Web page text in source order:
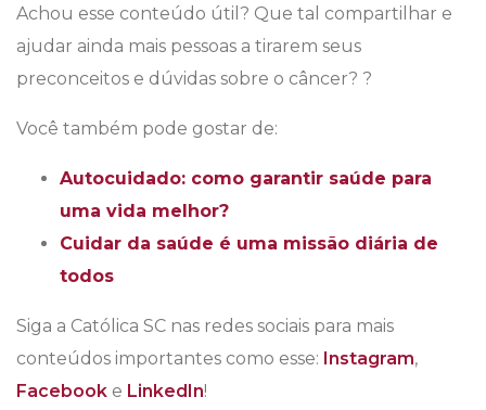
Achou esse conteúdo útil? Que tal compartilhar e
ajudar ainda mais pessoas a tirarem seus
preconceitos e dúvidas sobre o câncer? ?
Você também pode gostar de:
Autocuidado: como garantir saúde para
uma vida melhor?
Cuidar da saúde é uma missão diária de
todos
Siga a Católica SC nas redes sociais para mais
conteúdos importantes como esse: Instagram,
Facebook e LinkedIn!